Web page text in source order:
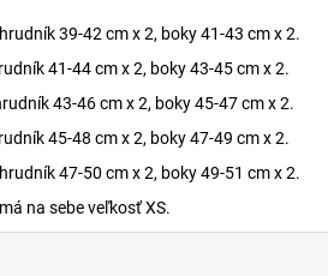
39-42 cm x 2, boky 41-43 cm x 2.
41-44 cm x 2, boky 43-45 cm x 2.
43-46 cm x 2, boky 45-47 cm x 2.
45-48 cm x 2, boky 47-49 cm x 2.
47-50 cm x 2, boky 49-51 cm x 2.
na sebe veľkosť XS.